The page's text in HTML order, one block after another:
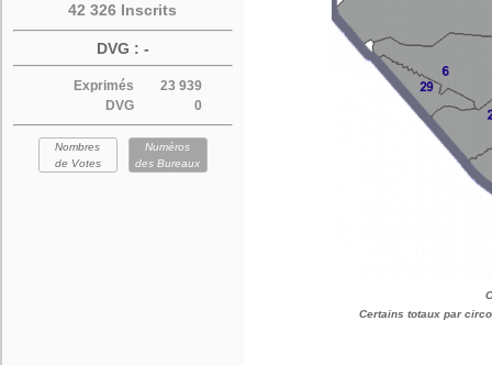
42 326 Inscrits
DVG : -
Exprimés
23 939
DVG
0
Nombres
de Votes
Numéros
des Bureaux
Certains totaux par